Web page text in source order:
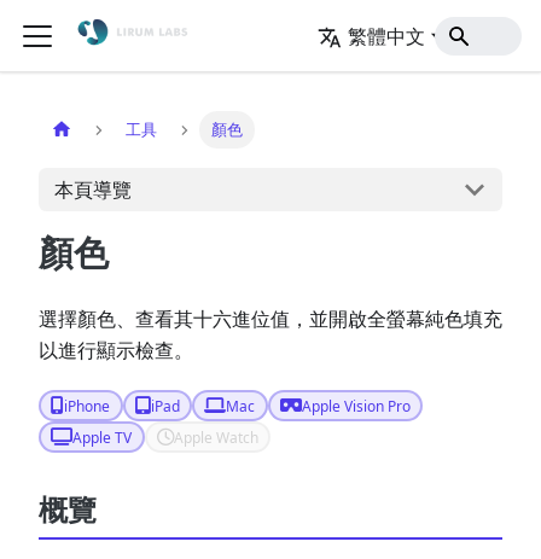
繁體中文 官網
工具 顏色
本頁導覽
顏色
選擇顏色、查看其十六進位值，並開啟全螢幕純色填充
以進行顯示檢查。
iPhone iPad Mac
Apple Vision Pro
Apple TV
Apple Watch
概覽